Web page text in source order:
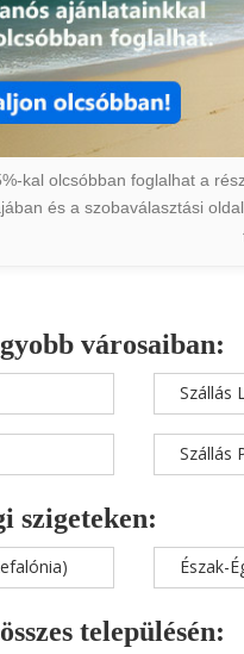
kal olcsóbban foglalhat a
és a szobaválasztási
városaiban:
Szállás
Szállás
szigeteken:
Észak-
településén: